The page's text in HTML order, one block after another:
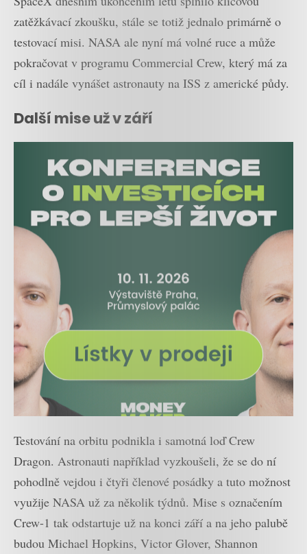
zatěžkávací zkoušku, stále se totiž jednalo primárně o
testovací misi. NASA ale nyní má volné ruce a může
pokračovat v programu Commercial Crew, který má za
cíl i nadále vynášet astronauty na ISS z americké půdy.
Další mise už v září
Testování na orbitu podnikla i samotná loď Crew
Dragon. Astronauti například vyzkoušeli, že se do ní
pohodlně vejdou i čtyři členové posádky a tuto možnost
využije NASA už za několik týdnů. Mise s označením
Crew-1 tak odstartuje už na konci září a na jeho palubě
budou Michael Hopkins, Victor Glover, Shannon